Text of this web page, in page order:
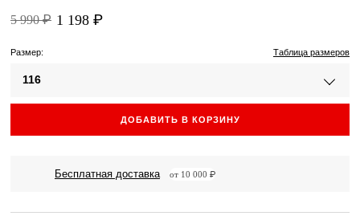
5 990 ₽ 1 198 ₽
Размер: Таблица размеров
116
ДОБАВИТЬ В КОРЗИНУ
Бесплатная доставка от 10 000 ₽